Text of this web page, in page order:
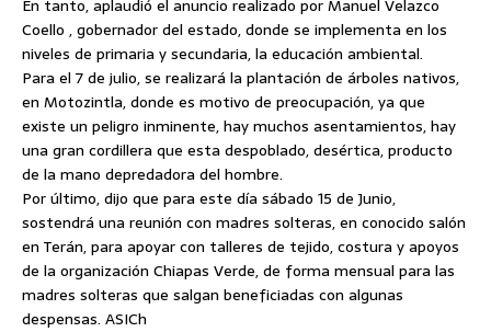
En tanto, aplaudió el anuncio realizado por Manuel Velazco
Coello , gobernador del estado, donde se implementa en los
niveles de primaria y secundaria, la educación ambiental.
Para el 7 de julio, se realizará la plantación de árboles nativos,
en Motozintla, donde es motivo de preocupación, ya que
existe un peligro inminente, hay muchos asentamientos, hay
una gran cordillera que esta despoblado, desértica, producto
de la mano depredadora del hombre.
Por último, dijo que para este día sábado 15 de Junio,
sostendrá una reunión con madres solteras, en conocido salón
en Terán, para apoyar con talleres de tejido, costura y apoyos
de la organización Chiapas Verde, de forma mensual para las
madres solteras que salgan beneficiadas con algunas
despensas. ASICh